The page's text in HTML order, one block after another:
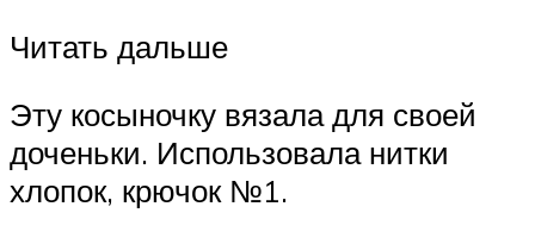
Читать дальше
Эту косыночку вязала для своей
доченьки. Использовала нитки
хлопок, крючок №1.